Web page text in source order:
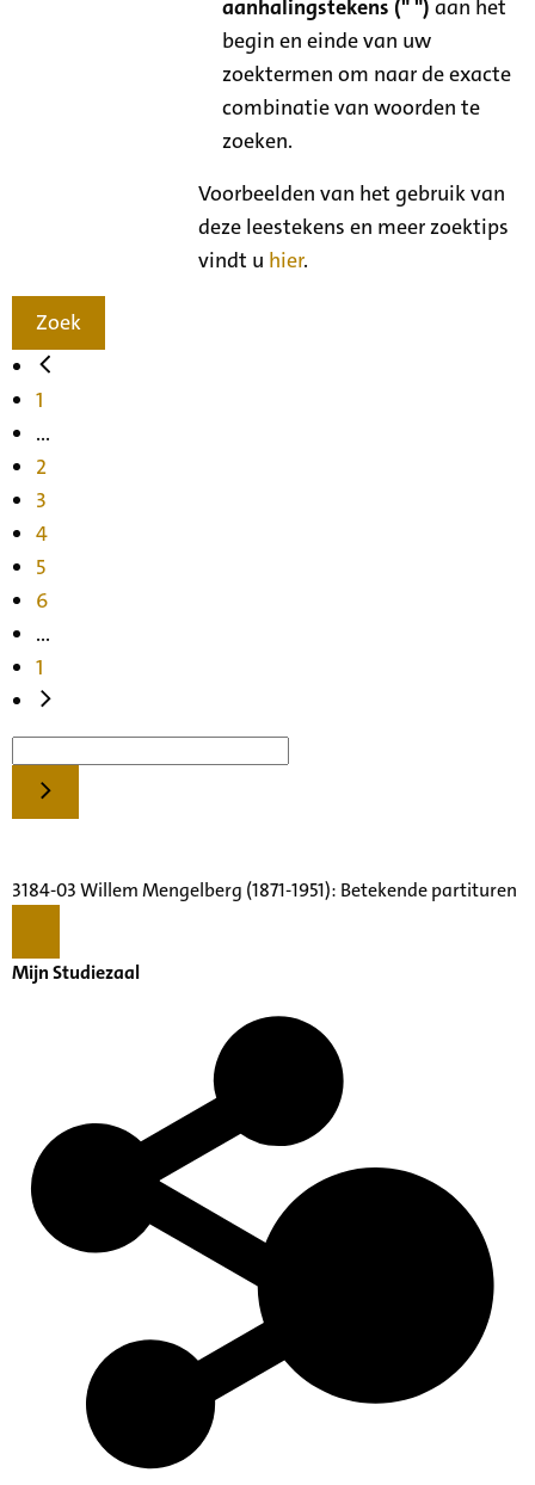
aanhalingstekens (" ") aan het
begin en einde van uw
zoektermen om naar de exacte
combinatie van woorden te
zoeken.
Voorbeelden van het gebruik van
deze leestekens en meer zoektips
vindt u hier.
Zoek
1
...
2
3
4
5
6
...
1
3184-03 Willem Mengelberg (1871-1951): Betekende partituren
Mijn Studiezaal